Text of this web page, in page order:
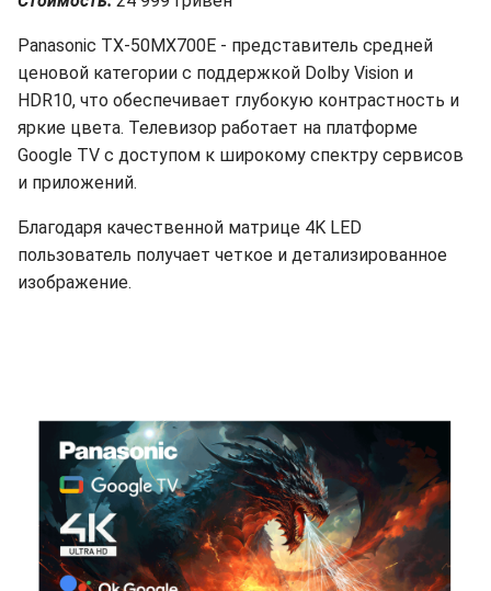
Panasonic TX-50MX700E - представитель средней
ценовой категории с поддержкой Dolby Vision и
HDR10, что обеспечивает глубокую контрастность и
яркие цвета. Телевизор работает на платформе
Google TV с доступом к широкому спектру сервисов
и приложений.
Благодаря качественной матрице 4K LED
пользователь получает четкое и детализированное
изображение.